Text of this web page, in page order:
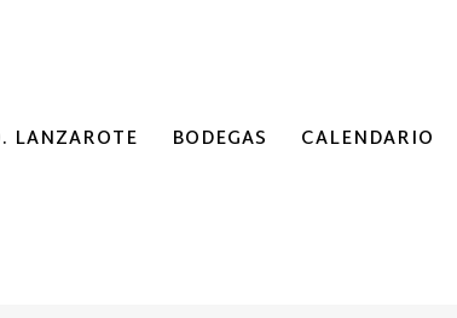
LANZAROTE BODEGAS CALENDARIO